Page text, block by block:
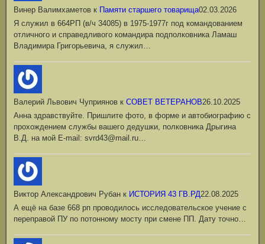
Винер Валимхаметов к Памяти старшего товарища02.03.2026
Я служил в 664РП (в/ч 34085) в 1975-1977г под командованием
отличного и справедливого командира подполковника Ламаш
Владимира Григорьевича, я служил…
Валерий Львович Чуприянов к СОВЕТ ВЕТЕРАНОВ26.10.2025
Анна здравствуйте. Пришлите фото, в форме и автобиографию с
прохождением службы вашего дедушки, полковника Дрыгина
В.Д. на мой Е-mail: svrd43@mail.ru…
Виктор Александрович Рубан к ИСТОРИЯ 43 ГВ.РД22.08.2025
А ещё на базе 668 рп проводилось исследовательское учение с
переправой ПУ по потонному мосту при смене ПП. Дату точно…